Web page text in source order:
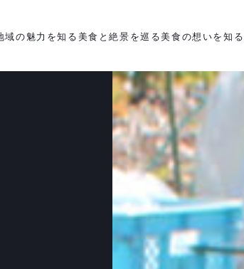
域の魅力を知る 美食と絶景を巡る美食の想いを知る